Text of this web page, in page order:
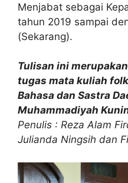
Menjabat sebagai
tahun 2019 sampai
(Sekarang).
Tulisan ini
tugas mata kuliah
Bahasa dan Sastra
Muhammadiyah
Penulis : Reza Alam
Julianda Ningsih dan